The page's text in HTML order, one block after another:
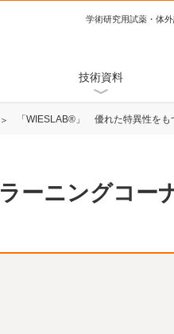
学術研究用試薬・体
技術資料
「WIESLAB®」 優れた特異性をも
ラーニングコー